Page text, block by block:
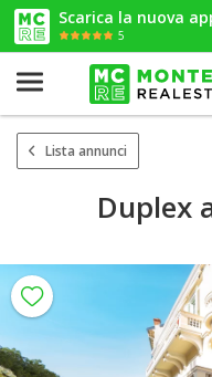
Scarica la nuova
5
Lista annunci
Duplex